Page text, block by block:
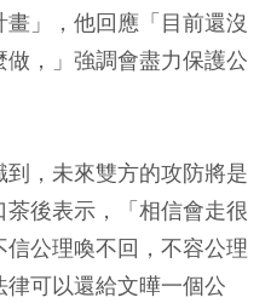
」，他回應「目前還沒
，」強調會盡力保護公
，未來雙方的攻防將是
後表示，「相信會走很
公理喚不回，不容公理
可以還給文曄一個公